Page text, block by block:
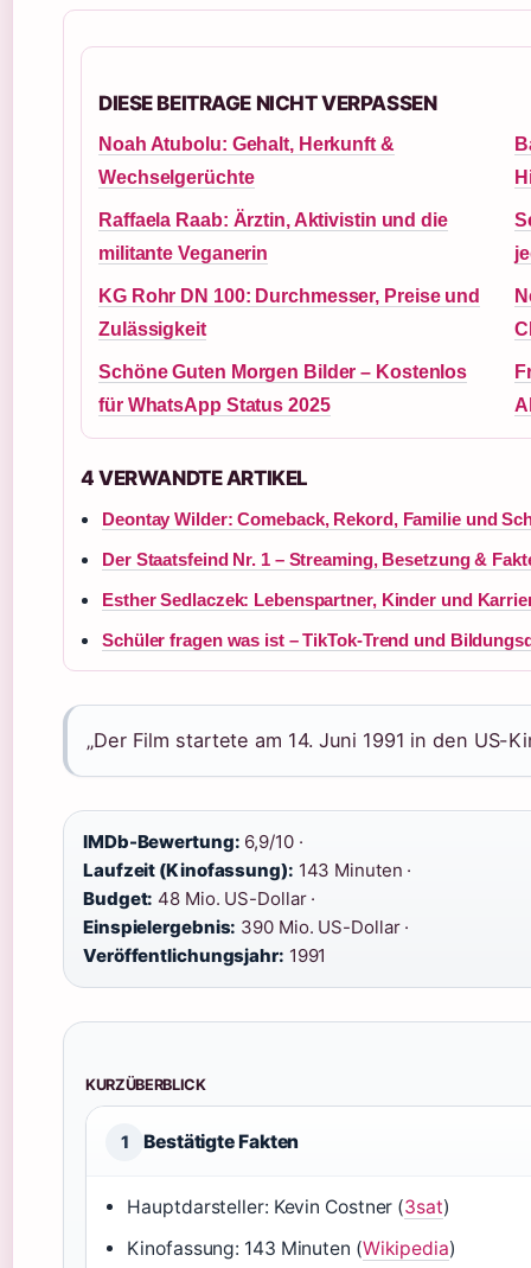
DIESE BEITRAGE NICHT VERPASSEN
Noah Atubolu: Gehalt, Herkunft &
Wechselgerüchte
Raffaela Raab: Ärztin, Aktivistin und die
militante Veganerin
KG Rohr DN 100: Durchmesser, Preise und
Zulässigkeit
Schöne Guten Morgen Bilder – Kostenlos
für WhatsApp Status 2025
4 VERWANDTE ARTIKEL
Deontay Wilder: Comeback, Rekord, Familie und
Der Staatsfeind Nr. 1 – Streaming, Besetzung &
Esther Sedlaczek: Lebenspartner, Kinder und
Schüler fragen was ist – TikTok-Trend und
„Der Film startete am 14. Juni 1991 in den US-
IMDb-Bewertung: 6,9/10 ·
Laufzeit (Kinofassung): 143 Minuten ·
Budget: 48 Mio. US-Dollar ·
Einspielergebnis: 390 Mio. US-Dollar ·
Veröffentlichungsjahr: 1991
KURZÜBERBLICK
1 Bestätigte Fakten
Hauptdarsteller: Kevin Costner (3sat)
Kinofassung: 143 Minuten (Wikipedia)